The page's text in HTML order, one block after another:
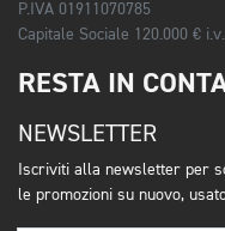
P.IVA 01911070785
Capitale Sociale 120.000 €
RESTA IN
NEWSLETTER
Iscriviti alla newsletter per
le promozioni su nuovo,